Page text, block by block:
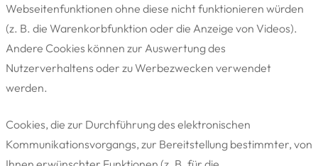
Webseitenfunktionen ohne diese nicht funktionieren würden
(z. B. die Warenkorbfunktion oder die Anzeige von Videos).
Andere Cookies können zur Auswertung des
Nutzerverhaltens oder zu Werbezwecken verwendet
werden.
Cookies, die zur Durchführung des elektronischen
Kommunikationsvorgangs, zur Bereitstellung bestimmter, von